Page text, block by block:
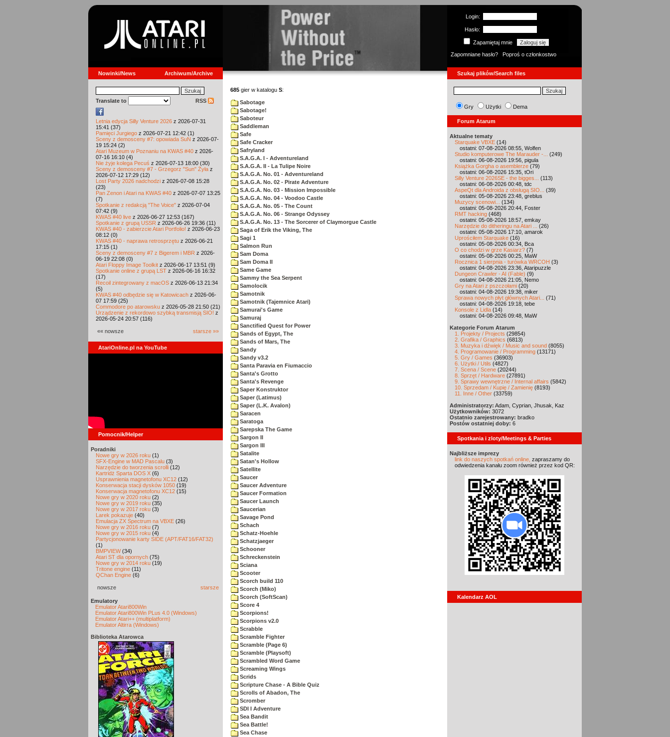
Login:
Hasło:
Zapamiętaj mnie
Zapomniane hasło?
Poproś o członkostwo
Nowinki/News Archiwum/Archive Szukaj plików/Search files
Translate to RSS
Letnia edycja Silly Venture 2026 z 2026-07-31
15:41 (37)
Pamięci Jurgiego z 2026-07-21 12:42 (1)
Sceny z demosceny #7: opowiada SuN z 2026-07-
19 15:24 (2)
Atari Muzeum w Poznaniu na KWAS #40 z 2026-
07-16 16:10 (4)
Nie żyje kolega Pecuś z 2026-07-13 18:00 (30)
Sceny z demosceny #7 - Grzegorz "Sun" Żyła z
2026-07-12 17:29 (12)
Lost Party 2026 nadchodzi z 2026-07-08 15:28
(23)
Pan Zenon i Atari na KWAS #40 z 2026-07-07 13:25
(7)
Spotkanie z redakcją "The Voice" z 2026-07-04
07:42 (9)
KWAS #40 live z 2026-06-27 12:53 (167)
Spotkanie z grupą USSR z 2026-06-26 19:36 (11)
KWAS #40 - zabierzcie Atari Portfolio! z 2026-06-23
08:12 (0)
KWAS #40 - naprawa retrosprzętu z 2026-06-21
17:15 (1)
Sceny z demosceny #7 z Bigerem i MBR z 2026-
06-19 22:08 (0)
Atari Floppy Image Toolkit z 2026-06-17 13:51 (9)
Spotkanie online z grupą LST z 2026-06-16 16:32
(17)
Recoil zintegrowany z macOS z 2026-06-13 21:34
(5)
KWAS #40 odbędzie się w Katowicach z 2026-06-
07 17:59 (25)
Commodore po atarowsku z 2026-05-28 21:50 (21)
Urządzenie z rekordowo szybką transmisją SIO! z
2026-05-24 20:57 (116)
«« nowsze starsze »»
AtariOnline.pl na YouTube
Pomocnik/Helper
Poradniki
Nowe gry w 2026 roku (1)
SFX-Engine w MAD Pascalu (3)
Narzędzie do tworzenia scrolli (12)
Kartridż Sparta DOS X (6)
Usprawnienia magnetofonu XC12 (12)
Konserwacja stacji dysków 1050 (19)
Konserwacja magnetofonu XC12 (15)
Nowe gry w 2020 roku (2)
Nowe gry w 2019 roku (35)
Nowe gry w 2017 roku (3)
Larek pokazuje (40)
Emulacja ZX Spectrum na VBXE (26)
Nowe gry w 2016 roku (7)
Nowe gry w 2015 roku (4)
Partycjonowanie karty SIDE (APT/FAT16/FAT32)
(1)
BMPVIEW(34)
Atari ST dla opornych (75)
Nowe gry w 2014 roku (19)
Tritone engine (11)
QChan Engine (6)
nowsze starsze
Emulatory
Emulator Atari800Win
Emulator Atari800Win PLus 4.0 (Windows)
Emulator Atari++ (multiplatform)
Emulator Altirra (Windows)
Biblioteka Atarowca
685 gier w katalogu S:
Sabotage
Sabotage!
Saboteur
Saddleman
Safe
Safe Cracker
Safryland
S.A.G.A. I - Adventureland
S.A.G.A. II - La Tulipe Noire
S.A.G.A. No. 01 - Adventureland
S.A.G.A. No. 02 - Pirate Adventure
S.A.G.A. No. 03 - Mission Impossible
S.A.G.A. No. 04 - Voodoo Castle
S.A.G.A. No. 05 - The Count
S.A.G.A. No. 06 - Strange Odyssey
S.A.G.A. No. 13 - The Sorcerer of Claymorgue Castle
Saga of Erik the Viking, The
Sagi 1
Salmon Run
Sam Doma
Sam Doma II
Same Game
Sammy the Sea Serpent
Samolocik
Samotnik
Samotnik (Tajemnice Atari)
Samurai's Game
Samuraj
Sanctified Quest for Power
Sands of Egypt, The
Sands of Mars, The
Sandy
Sandy v3.2
Santa Paravia en Fiumaccio
Santa's Grotto
Santa's Revenge
Saper Konstruktor
Saper (Latimus)
Saper (L.K. Avalon)
Saracen
Saratoga
Sarepska The Game
Sargon II
Sargon III
Satalite
Satan's Hollow
Satellite
Saucer
Saucer Adventure
Saucer Formation
Saucer Launch
Saucerian
Savage Pond
Schach
Schatz-Hoehle
Schatzjaeger
Schooner
Schreckenstein
Sciana
Scooter
Scorch build 110
Scorch (Miko)
Scorch (SoftScan)
Score 4
Scorpions!
Scorpions v2.0
Scrabble
Scramble Fighter
Scramble (Page 6)
Scramble (Playsoft)
Scrambled Word Game
Screaming Wings
Scrids
Scripture Chase - A Bible Quiz
Scrolls of Abadon, The
Scromber
SDI I Adventure
Sea Bandit
Sea Battle!
Sea Chase
Gry Użytki Dema
Forum Atarum
Aktualne tematy
Starquake VBXE (14)
ostatni: 07-08-2026 08:55, Wolfen
Studio komputerowe The Marauder -...
(249)
ostatni: 06-08-2026 19:56, pigula
Książka Gorgha o asemblerze (79)
ostatni: 06-08-2026 15:35, tOri
Silly Venture 2026SE - the bigges...
(113)
ostatni: 06-08-2026 00:48, tdc
AspeQt dla Androida z obsługą SIO...
(39)
ostatni: 05-08-2026 23:48, greblus
Muzycy scenowi...
(134)
ostatni: 05-08-2026 20:44, Foster
RMT hacking (468)
ostatni: 05-08-2026 18:57, emkay
Narzędzie do ditheringu na Atari ...
(26)
ostatni: 05-08-2026 17:10, amarok
Uprościłem Starquake (16)
ostatni: 05-08-2026 00:34, Bca
O co chodzi w grze Kasiarz? (7)
ostatni: 05-08-2026 00:25, MaW
Rocznica 1 sierpnia - turówka WRCOH (3)
ostatni: 04-08-2026 23:36, Ataripuzzle
Dungeon Crawler - AI (Fable) (9)
ostatni: 04-08-2026 21:05, Nemo
Gry na Atari z pszczołami (20)
ostatni: 04-08-2026 19:38, miker
Sprawa nowych płyt głównych Atari...
(71)
ostatni: 04-08-2026 19:18, tebe
Konsole z Lidla (14)
ostatni: 04-08-2026 09:48, MaW
Kategorie Forum Atarum
1. Projekty / Projects (29854)
2. Grafika / Graphics (6813)
3. Muzyka i dźwięk / Music and sound (8055)
4. Programowanie / Programming (13171)
5. Gry / Games (36903)
6. Użytki / Utils (4827)
7. Scena / Scene (20244)
8. Sprzęt / Hardware (27891)
9. Sprawy wewnętrzne / Internal affairs (5842)
10. Sprzedam / Kupię / Zamienię (8193)
11. Inne / Other (33759)
Administratorzy: Adam, Cyprian, Jhusak, Kaz
Użytkowników: 3072
Ostatnio zarejestrowany: bradko
Postów ostatniej doby: 6
Spotkania i zloty/Meetings & Parties
Najbliższe imprezy
link do naszych spotkań online, zapraszamy do
odwiedzenia kanału zoom również przez kod QR:
Kalendarz AOL